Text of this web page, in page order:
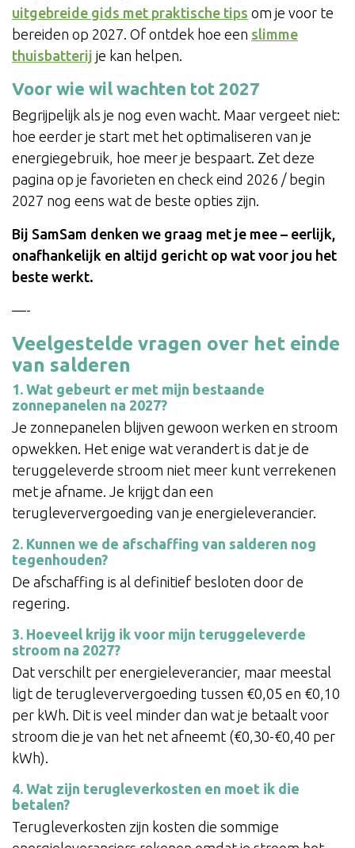
uitgebreide gids met praktische tips om je voor te
bereiden op 2027. Of ontdek hoe een slimme
thuisbatterij je kan helpen.
Voor wie wil wachten tot 2027
Begrijpelijk als je nog even wacht. Maar vergeet niet:
hoe eerder je start met het optimaliseren van je
energiegebruik, hoe meer je bespaart. Zet deze
pagina op je favorieten en check eind 2026 / begin
2027 nog eens wat de beste opties zijn.
Bij SamSam denken we graag met je mee – eerlijk,
onafhankelijk en altijd gericht op wat voor jou het
beste werkt.
—-
Veelgestelde vragen over het einde
van salderen
1. Wat gebeurt er met mijn bestaande
zonnepanelen na 2027?
Je zonnepanelen blijven gewoon werken en stroom
opwekken. Het enige wat verandert is dat je de
teruggeleverde stroom niet meer kunt verrekenen
met je afname. Je krijgt dan een
terugleververgoeding van je energieleverancier.
2. Kunnen we de afschaffing van salderen nog
tegenhouden?
De afschaffing is al definitief besloten door de
regering.
3. Hoeveel krijg ik voor mijn teruggeleverde
stroom na 2027?
Dat verschilt per energieleverancier, maar meestal
ligt de terugleververgoeding tussen €0,05 en €0,10
per kWh. Dit is veel minder dan wat je betaalt voor
stroom die je van het net afneemt (€0,30-€0,40 per
kWh).
4. Wat zijn terugleverkosten en moet ik die
betalen?
Terugleverkosten zijn kosten die sommige